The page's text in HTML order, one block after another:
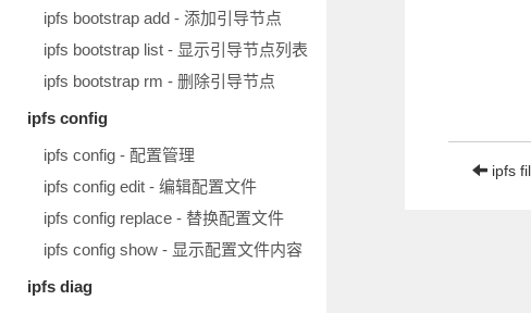
ipfs bootstrap add - 添加引导节点
ipfs bootstrap list - 显示引导节点列表
ipfs bootstrap rm - 删除引导节点
ipfs config
ipfs config - 配置管理
ipfs config edit - 编辑配置文件
ipfs config replace - 替换配置文件
ipfs config show - 显示配置文件内容
ipfs diag
ipfs